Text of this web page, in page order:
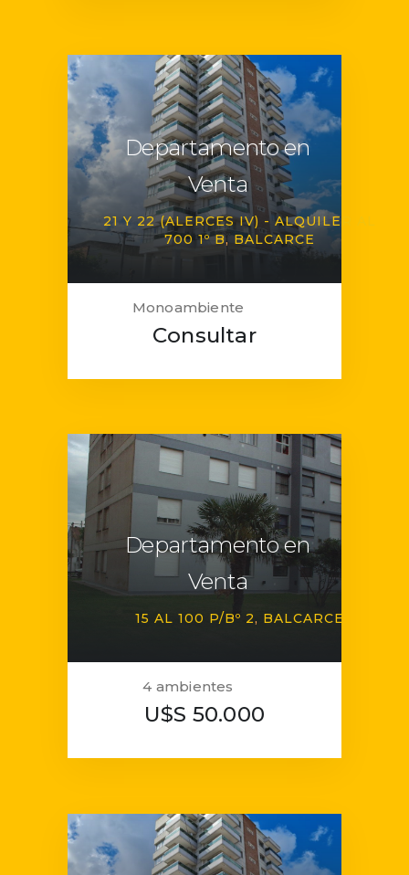
Departamento en
Venta
21 Y 22 (ALERCES IV) - ALQUILER AL
700 1º B BALCARCE
Monoambiente
Consultar
Departamento en
Venta
15 AL 100 P/Bº 2 BALCARCE
4 ambientes
U$S 50.000